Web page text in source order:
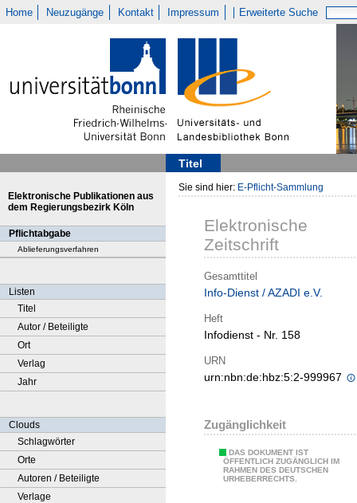
Home Neuzugänge Kontakt Impressum Erweiterte Suche
Titel
Elektronische Publikationen aus
dem Regierungsbezirk Köln
Pflichtabgabe
Ablieferungsverfahren
Listen
Titel
Autor / Beteiligte
Ort
Verlag
Jahr
Clouds
Schlagwörter
Orte
Autoren / Beteiligte
Verlage
Sie sind hier: E-Pflicht-Sammlung
Elektronische
Zeitschrift
Gesamttitel
Info-Dienst / AZADI e.V.
Heft
Infodienst - Nr. 158
URN
urn:nbn:de:hbz:5:2-999967
Zugänglichkeit
DAS DOKUMENT IST
ÖFFENTLICH ZUGÄNGLICH IM
RAHMEN DES DEUTSCHEN
URHEBERRECHTS.